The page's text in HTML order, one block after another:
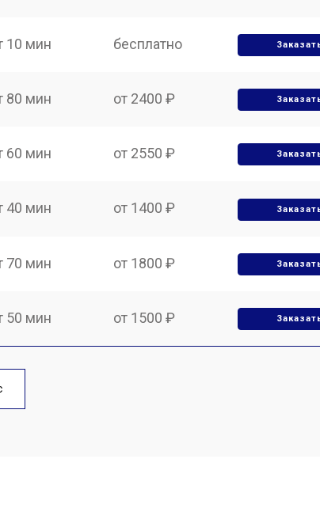
10 мин бесплатно
80 мин от 2400 ₽
60 мин от 2550 ₽
40 мин от 1400 ₽
70 мин от 1800 ₽
50 мин от 1500 ₽
70 мин